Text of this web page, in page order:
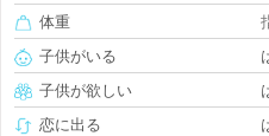
体重
子供がいる
子供が欲しい
恋に出る